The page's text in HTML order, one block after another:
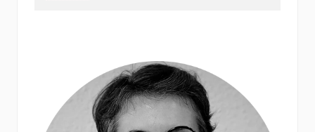
passées au sein de l’équipe, elle a assuré
différentes missions au fil de la structuration
du collectif. Elle est aujourd’hui en charge de
la coordination administrative.